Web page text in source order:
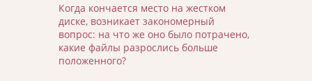
Когда кончается место на жестком
диске, возникает закономерный
вопрос: на что же оно было потрачено,
какие файлы разрослись больше
положенного?